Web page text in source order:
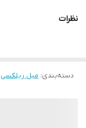
نظرات
دسته‌بندی: مبل ریلکسی